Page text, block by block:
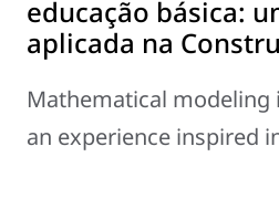
educação básica:
aplicada na
Mathematical modeling
an experience inspired